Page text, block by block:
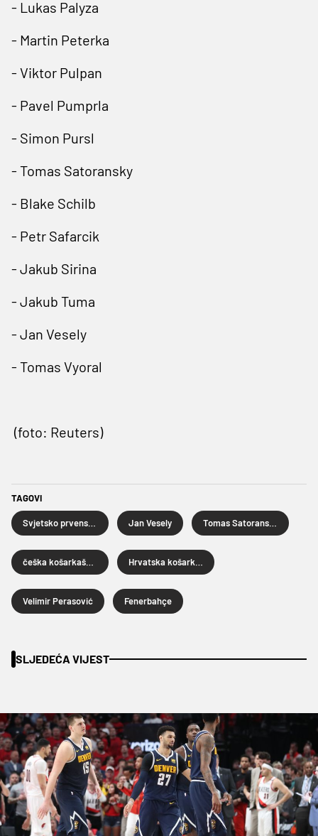
- Lukas Palyza
- Martin Peterka
- Viktor Pulpan
- Pavel Pumprla
- Simon Pursl
- Tomas Satoransky
- Blake Schilb
- Petr Safarcik
- Jakub Sirina
- Jakub Tuma
- Jan Vesely
- Tomas Vyoral
(foto: Reuters)
TAGOVI
Jan Vesely
Velimir Perasović Fenerbahçe
SLJEDEĆA VIJEST